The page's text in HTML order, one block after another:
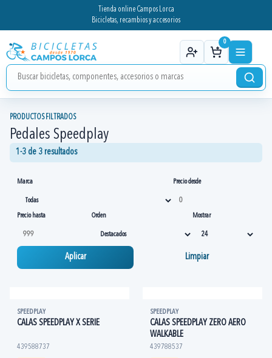
Tienda online Campos Lorca
Bicicletas, recambios y accesorios
0
PRODUCTOS FILTRADOS
Pedales Speedplay
1-3 de 3 resultados
Marca Precio desde
Precio hasta Orden Mostrar
Aplicar Limpiar
SPEEDPLAY
CALAS SPEEDPLAY X SERIE
439588737
SPEEDPLAY
CALAS SPEEDPLAY ZERO AERO
WALKABLE
439788537